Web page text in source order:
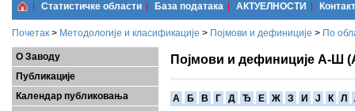
Статистичке области Базa података АКТУЕЛНОСТИ Контакт
Почетак > Методологије и класификације > Појмови и дефиниције > По
О Заводу
Публикације
Календар публиковања
Појмови и дефиниције А-Ш
A Б В Г Д Ђ Е Ж З И Ј К Л